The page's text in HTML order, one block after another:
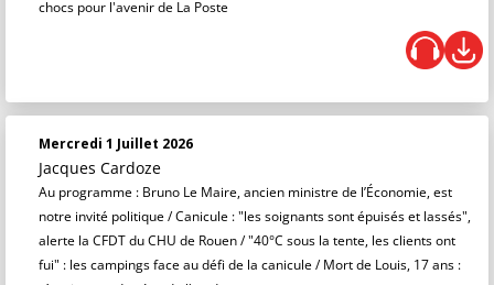
chocs pour l'avenir de La Poste
Mercredi 1 Juillet 2026
Jacques Cardoze
Au programme : Bruno Le Maire, ancien ministre de l’Économie, est
notre invité politique / Canicule : "les soignants sont épuisés et lassés",
alerte la CFDT du CHU de Rouen / "40°C sous la tente, les clients ont
fui" : les campings face au défi de la canicule / Mort de Louis, 17 ans :